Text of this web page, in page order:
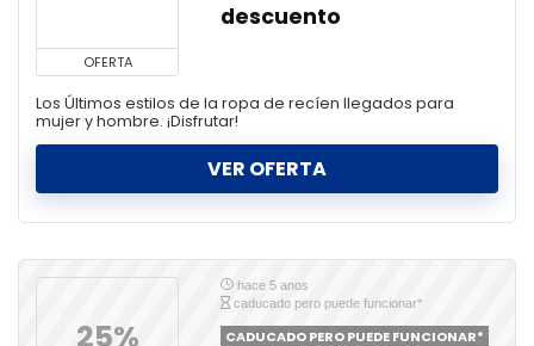
OFERTA
descuento
Los Últimos estilos de la ropa de recíen llegados para
mujer y hombre. ¡Disfrutar!
VER OFERTA
25%
hace 5 anos
caducado pero puede funcionar*
CADUCADO PERO PUEDE FUNCIONAR*